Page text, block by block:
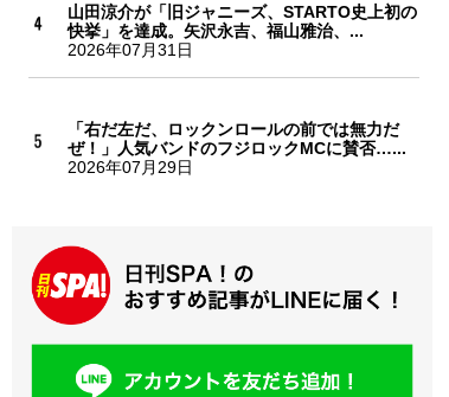
山田涼介が「旧ジャニーズ、STARTO史上初の
快挙」を達成。矢沢永吉、福山雅治、...
2026年07月31日
「右だ左だ、ロックンロールの前では無力だ
ぜ！」人気バンドのフジロックMCに賛否…...
2026年07月29日